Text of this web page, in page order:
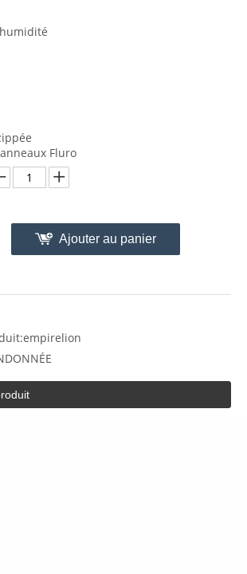
Fluro
Ajouter au panier
empirelion